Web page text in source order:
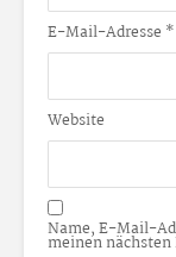
E-Mail-Adresse *
Website
Name, E-Mail-
meinen